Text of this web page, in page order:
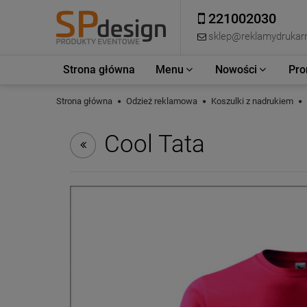
221002030
Strona główna Menu Nowości
Strona główna Odzież reklamowa Koszulki z nadrukiem
Cool Tata